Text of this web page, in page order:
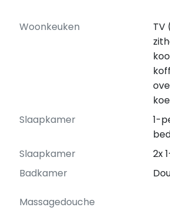
Woonkeuken
TV
Slaapkamer
1-
Slaapkamer
2x
Badkamer
Massagedouche